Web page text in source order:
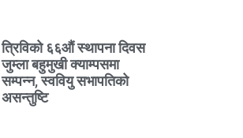
त्रिविको ६६औं स्थापना दिवस
जुम्ला बहुमुखी क्याम्पसमा
सम्पन्न, स्ववियु सभापतिको
असन्तुष्टि